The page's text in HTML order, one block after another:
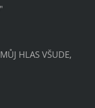
HLAS VŠUDE,